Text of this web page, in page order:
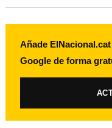
Añade
Google de forma